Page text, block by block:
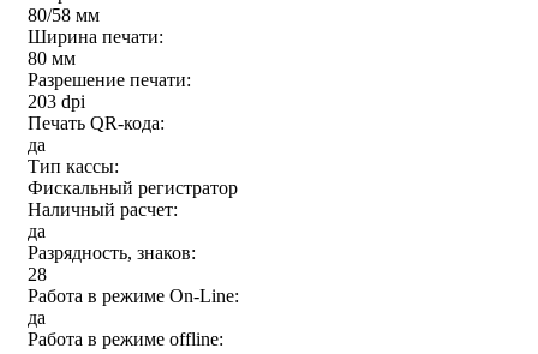
80/58 мм
Ширина печати:
80 мм
Разрешение печати:
203 dpi
Печать QR-кода:
да
Тип кассы:
Фискальный регистратор
Наличный расчет:
да
Разрядность, знаков:
28
Работа в режиме On-Line:
да
Работа в режиме offline: